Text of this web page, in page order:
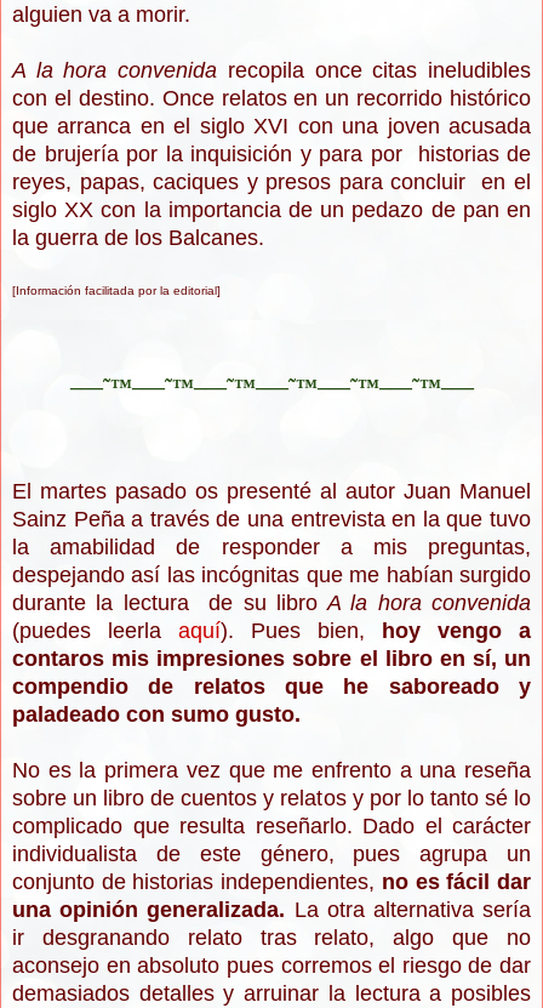
alguien va a morir.
A la hora convenida recopila once citas ineludibles
con el destino. Once relatos en un recorrido histórico
que arranca en el siglo XVI con una joven acusada
de brujería por la inquisición y para por historias de
reyes, papas, caciques y presos para concluir en el
siglo XX con la importancia de un pedazo de pan en
la guerra de los Balcanes.
[Información facilitada por la editorial]
–—˜™–—˜™–—˜™–—˜™–—˜™–—˜™–—
El martes pasado os presenté al autor Juan Manuel
Sainz Peña a través de una entrevista en la que tuvo
la amabilidad de responder a mis preguntas,
despejando así las incógnitas que me habían surgido
durante la lectura de su libroA la hora convenida
(puedes leerla aquí). Pues bien,
hoy vengo a
contaros mis impresiones sobre el libro en sí, un
compendio de relatos que he saboreado y
paladeado con sumo gusto.
No es la primera vez que me enfrento a una reseña
sobre un libro de cuentos y relatos y por lo tanto sé lo
complicado que resulta reseñarlo. Dado el carácter
individualista de este género, pues agrupa un
conjunto de historias independientes, no es fácil dar
una opinión generalizada. La otra alternativa sería
ir desgranando relato tras relato, algo que no
aconsejo en absoluto pues corremos el riesgo de dar
demasiados detalles y arruinar la lectura a posibles